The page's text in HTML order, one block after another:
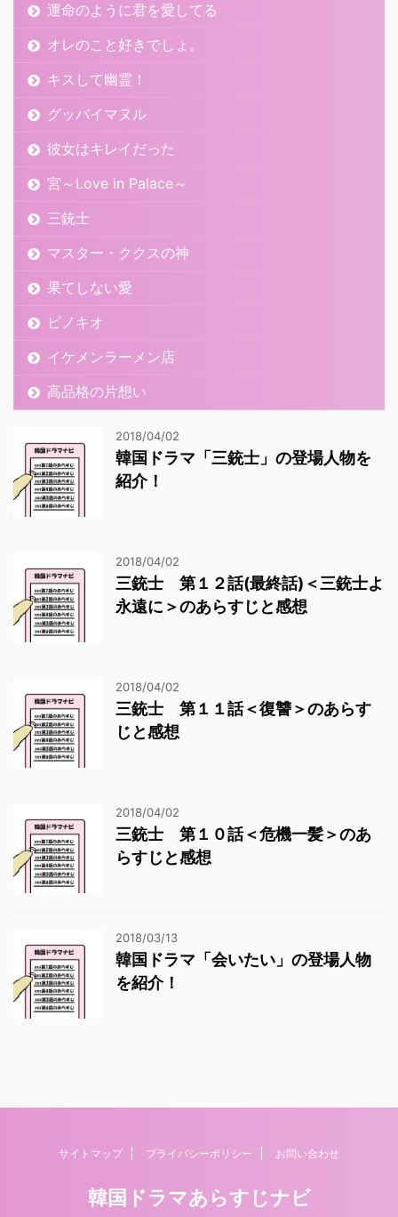
運命のように君を愛してる
オレのこと好きでしょ。
キスして幽霊！
グッバイマヌル
彼女はキレイだった
宮～Love in Palace～
三銃士
マスター・ククスの神
果てしない愛
ピノキオ
イケメンラーメン店
高品格の片想い
2018/04/02
韓国ドラマ「三銃士」の登場人物を
紹介！
2018/04/02
三銃士 第１２話(最終話)＜三銃士よ
永遠に＞のあらすじと感想
2018/04/02
三銃士 第１１話＜復讐＞のあらす
じと感想
2018/04/02
三銃士 第１０話＜危機一髪＞のあ
らすじと感想
2018/03/13
韓国ドラマ「会いたい」の登場人物
を紹介！
サイトマップ プライバシーポリシー お問い合わせ
韓国ドラマあらすじナビ